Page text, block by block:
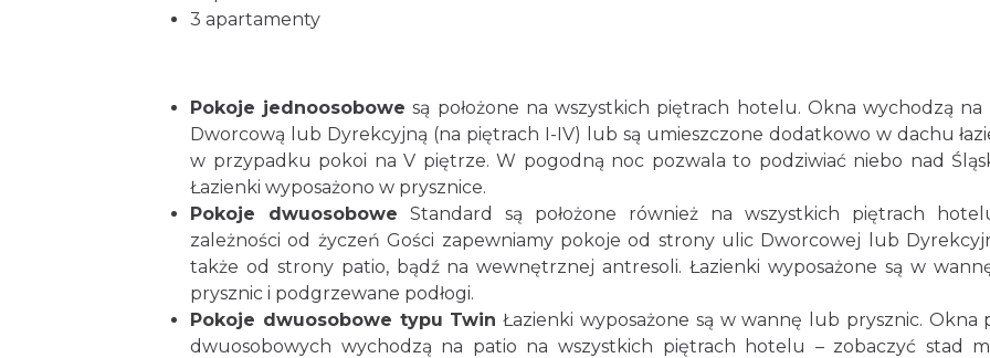
3 apartamenty
Pokoje jednoosobowe są położone na wszystkich piętrach hotelu. Okna wychodzą na
Dworcową lub Dyrekcyjną (na piętrach I-IV) lub są umieszczone dodatkowo w dachu
w przypadku pokoi na V piętrze. W pogodną noc pozwala to podziwiać niebo nad
Łazienki wyposażono w prysznice.
Pokoje dwuosobowe Standard są położone również na wszystkich piętrach
zależności od życzeń Gości zapewniamy pokoje od strony ulic Dworcowej lub
także od strony patio, bądź na wewnętrznej antresoli. Łazienki wyposażone są w
prysznic i podgrzewane podłogi.
Pokoje dwuosobowe typu Twin Łazienki wyposażone są w wannę lub prysznic. Okna
dwuosobowych wychodzą na patio na wszystkich piętrach hotelu – zobaczyć stad